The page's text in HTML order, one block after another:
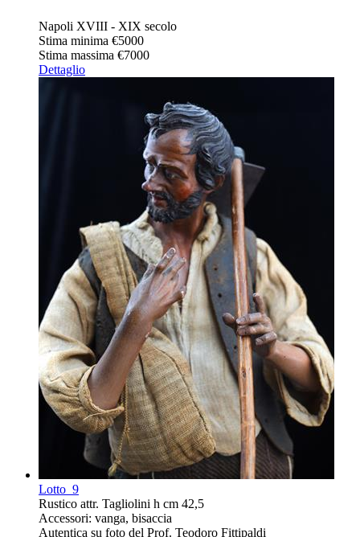
Napoli XVIII - XIX secolo
Stima minima €5000
Stima massima €7000
Dettaglio
Lotto 9
Rustico attr. Tagliolini h cm 42,5
Accessori: vanga, bisaccia
Autentica su foto del Prof. Teodoro Fittipaldi